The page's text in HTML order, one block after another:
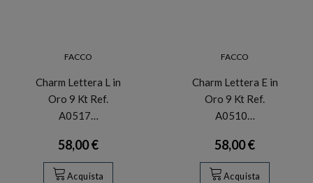
FACCO
Charm Lettera L in
Oro 9 Kt Ref.
A0517…
58,00 €
Acquista
FACCO
Charm Lettera E in
Oro 9 Kt Ref.
A0510…
58,00 €
Acquista